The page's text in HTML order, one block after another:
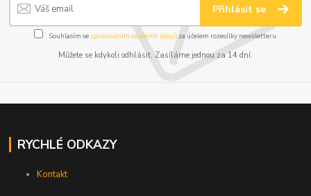
Přihlásit se
Souhlasím se zpracováním osobních údajůza účelem rozesílky newsletteru.
Můžete se kdykoli odhlásit. Zasíláme jednou za 14 dní.
RYCHLÉ ODKAZY
Kontakt